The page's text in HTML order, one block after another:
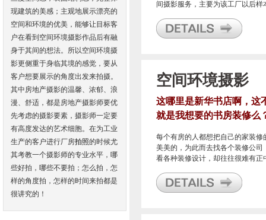
间摄影服务，主要为该工厂以后样
空间环境摄影
这哪里是新华书店啊，这
就是我想要的书房装修么
每个有房的人都想把自己的家装修
美美的，为此而去找各个装修公司
看各种装修设计，却往往很难有正
中矩的装修风格，不能说有问题，
是却总也不能打动自己。
现建筑的美感；主观地展示漂亮的
空间和环境的优美，能够让目标客
户在看到空间环境摄影作品后有融
身于其间的想法。所以空间环境摄
影更侧重于身临其境的感觉，要从
客户想要展示的角度出发来拍摄。
其中房地产摄影的温馨、浓郁、浪
漫、舒适，都是房地产摄影师要优
先考虑的摄影要素，摄影师一定要
有高度发达的艺术细胞。在为工业
生产的客户进行厂房拍照的时候尤
其考教一个摄影师的专业水平，哪
些好拍，哪些不要拍；怎么拍，怎
样的角度拍，怎样的时间来拍都是
很讲究的！